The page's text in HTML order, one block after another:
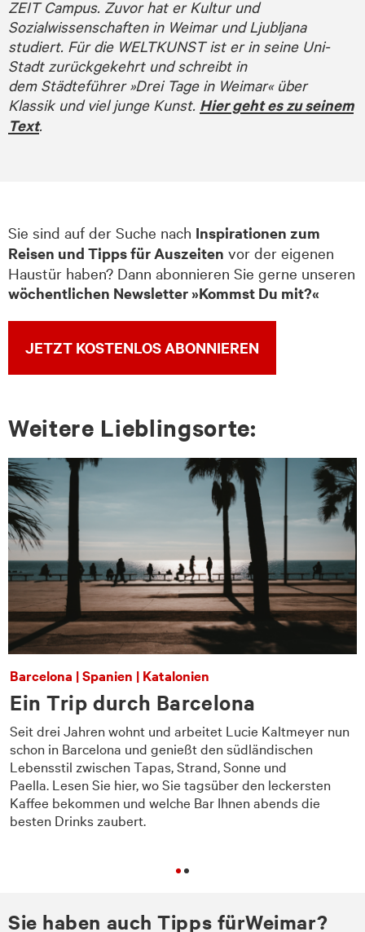
ZEIT Campus. Zuvor hat er Kultur und
Sozialwissenschaften in Weimar und Ljubljana
studiert. Für die WELTKUNST ist er in seine Uni-
Stadt zurückgekehrt und schreibt in
dem Städteführer »Drei Tage in Weimar« über
Klassik und viel junge Kunst. Hier geht es zu seinem
Text.
Sie sind auf der Suche nach Inspirationen zum
Reisen und Tipps für Auszeiten vor der eigenen
Haustür haben? Dann abonnieren Sie gerne unseren
wöchentlichen Newsletter »Kommst Du mit?«
JETZT KOSTENLOS ABONNIEREN
Wei­te­re Lieb­lings­or­te:
Barcelona | Spanien | Katalonien
Ein Trip durch Barcelona
Seit drei Jahren wohnt und arbeitet Lucie Kaltmeyer nun
schon in Barcelona und genießt den südländischen
Lebensstil zwischen Tapas, Strand, Sonne und
Paella. Lesen Sie hier, wo Sie tagsüber den leckersten
Kaffee bekommen und welche Bar Ihnen abends die
besten Drinks zaubert.
Sie haben auch Tipps fürWeimar?